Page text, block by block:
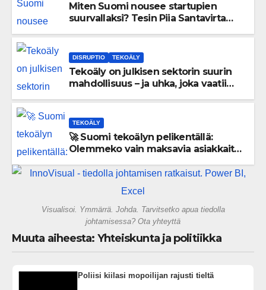
Miten Suomi nousee startupien
suurvallaksi? Tesin Piia Santavirta
DISRUPTIO TEKOÄLY
Tekoäly on julkisen sektorin suurin
mahdollisuus – ja uhka, joka vaatii
TEKOÄLY
🚀 Suomi tekoälyn pelikentällä:
Olemmeko vain maksavia asiakkaita
gigatehtaan?
Visualisoi. Ymmärrä. Johda. Tarvitsetko apua tiedolla
johtamisessa? Ota yhteyttä
Muuta aiheesta: Yhteiskunta ja politiikka
Poliisi kiilasi mopoilijan rajusti tieltä